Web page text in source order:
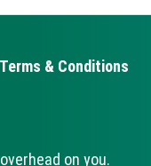
Terms & Conditions
on you.